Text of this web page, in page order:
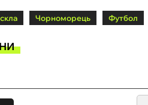
Чорноморець Футбол